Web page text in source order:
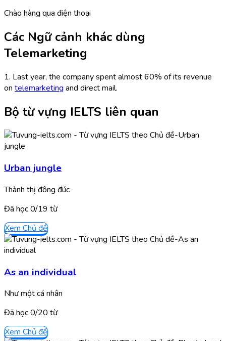
Chào hàng qua điện thoại
Các Ngữ cảnh khác dùng
Telemarketing
1. Last year, the company spent almost 60% of its revenue
on telemarketing and direct mail.
Bộ từ vựng IELTS liên quan
Urban jungle
Thành thị đông đúc
Đã học0/19 từ
Xem Chủ đề
As an individual
Như một cá nhân
Đã học0/20 từ
Xem Chủ đề